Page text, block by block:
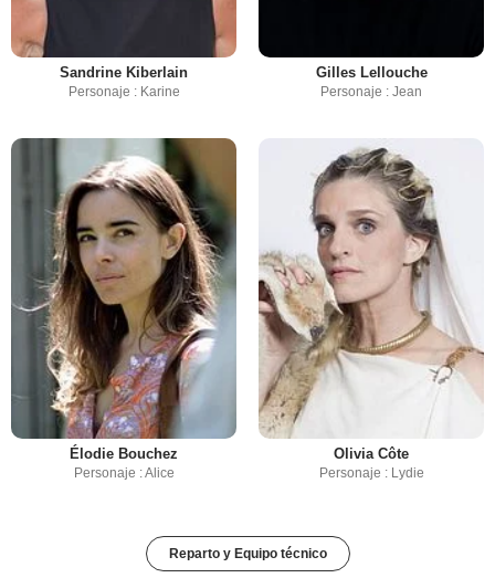
Sandrine Kiberlain
Personaje : Karine
Gilles Lellouche
Personaje : Jean
Élodie Bouchez
Personaje : Alice
Olivia Côte
Personaje : Lydie
Reparto y Equipo técnico